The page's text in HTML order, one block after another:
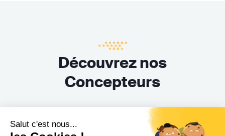
Salut c'est nous...
Découvrez nos
Concepteurs
Architectes d'intérieur